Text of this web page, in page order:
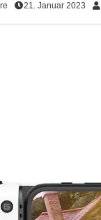
21. Januar 2023